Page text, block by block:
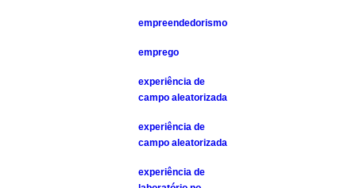
empreendedorismo
emprego
experiência de
campo aleatorizada
experiência de
campo aleatorizada
experiência de